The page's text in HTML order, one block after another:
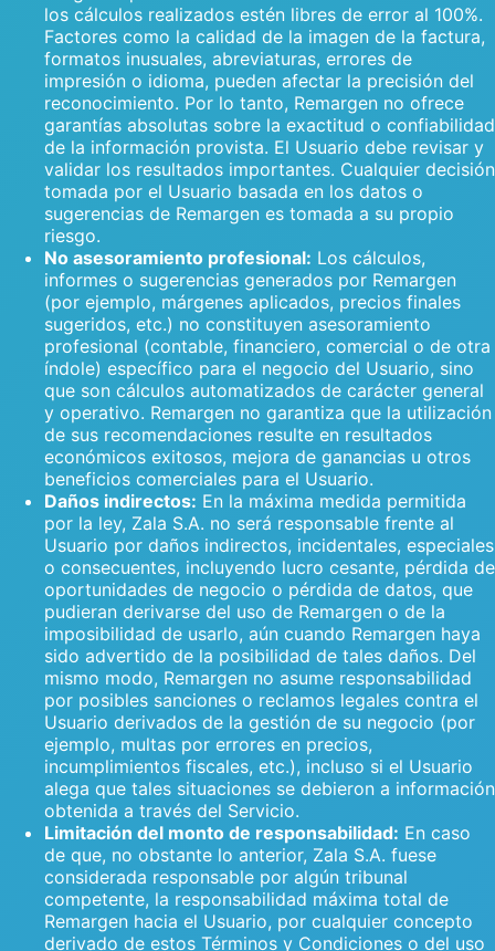
los cálculos realizados estén libres de error al 100%.
Factores como la calidad de la imagen de la factura,
formatos inusuales, abreviaturas, errores de
impresión o idioma, pueden afectar la precisión del
reconocimiento. Por lo tanto, Remargen no ofrece
garantías absolutas sobre la exactitud o confiabilidad
de la información provista. El Usuario debe revisar y
validar los resultados importantes. Cualquier decisión
tomada por el Usuario basada en los datos o
sugerencias de Remargen es tomada a su propio
riesgo.
No asesoramiento profesional: Los cálculos,
informes o sugerencias generados por Remargen
(por ejemplo, márgenes aplicados, precios finales
sugeridos, etc.) no constituyen asesoramiento
profesional (contable, financiero, comercial o de otra
índole) específico para el negocio del Usuario, sino
que son cálculos automatizados de carácter general
y operativo. Remargen no garantiza que la utilización
de sus recomendaciones resulte en resultados
económicos exitosos, mejora de ganancias u otros
beneficios comerciales para el Usuario.
Daños indirectos: En la máxima medida permitida
por la ley, Zala S.A. no será responsable frente al
Usuario por daños indirectos, incidentales, especiales
o consecuentes, incluyendo lucro cesante, pérdida de
oportunidades de negocio o pérdida de datos, que
pudieran derivarse del uso de Remargen o de la
imposibilidad de usarlo, aún cuando Remargen haya
sido advertido de la posibilidad de tales daños. Del
mismo modo, Remargen no asume responsabilidad
por posibles sanciones o reclamos legales contra el
Usuario derivados de la gestión de su negocio (por
ejemplo, multas por errores en precios,
incumplimientos fiscales, etc.), incluso si el Usuario
alega que tales situaciones se debieron a información
obtenida a través del Servicio.
Limitación del monto de responsabilidad: En caso
de que, no obstante lo anterior, Zala S.A. fuese
considerada responsable por algún tribunal
competente, la responsabilidad máxima total de
Remargen hacia el Usuario, por cualquier concepto
derivado de estos Términos y Condiciones o del uso